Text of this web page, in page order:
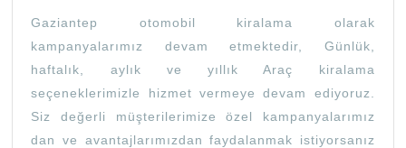
Araç
Gaziantep otomobil kiralama olarak
kampanyalarımız devam etmektedir, Günlük,
haftalık, aylık ve yıllık Araç kiralama
seçeneklerimizle hizmet vermeye devam ediyoruz.
Siz değerli müşterilerimize özel kampanyalarımız
dan ve avantajlarımızdan faydalanmak istiyorsanız